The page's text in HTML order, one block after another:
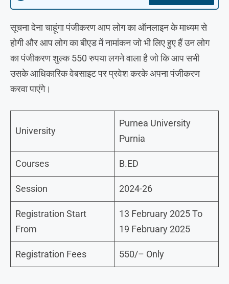
सूचना देना चाहूंगा पंजीकरण आप लोग का ऑनलाइन के माध्यम से
होगी और आप लोग का बीएड में नामांकन जो भी लिए हुए हैं उन लोग
का पंजीकरण शुल्क 550 रुपया लगने वाला है जो कि आप सभी
उसके आधिकारिक वेबसाइट पर प्रवेश करके अपना पंजीकरण
करवा पाएंगे।
University
Purnea University
Purnia
Courses B.ED
Session 2024-26
Registration Start
From
13 February 2025 To
19 February 2025
Registration Fees 550/– Only